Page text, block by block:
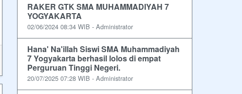
RAKER GTK SMA MUHAMMADIYAH 7
YOGYAKARTA
02/06/2024 08:34 WIB - Administrator
Hana' Na'illah Siswi SMA Muhammadiyah
7 Yogyakarta berhasil lolos di empat
Perguruan Tinggi Negeri.
20/07/2025 07:28 WIB - Administrator